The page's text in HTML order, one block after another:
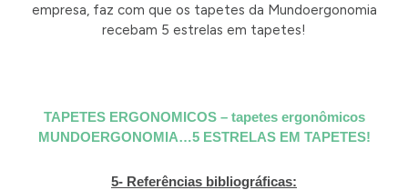
empresa, faz com que os tapetes da Mundoergonomia
recebam 5 estrelas em tapetes!
TAPETES ERGONOMICOS – tapetes ergonômicos
MUNDOERGONOMIA…5 ESTRELAS EM TAPETES!
5- Referências bibliográficas: